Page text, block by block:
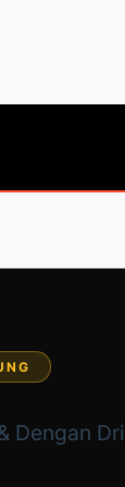
Dengan